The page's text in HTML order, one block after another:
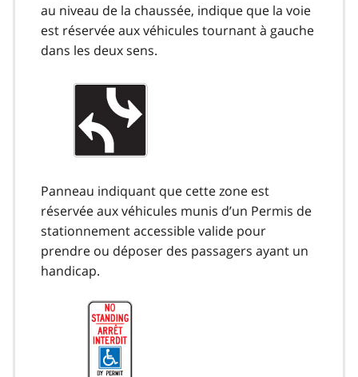
au niveau de la chaussée, indique que la voie
est réservée aux véhicules tournant à gauche
dans les deux sens.
Panneau indiquant que cette zone est
réservée aux véhicules munis d’un Permis de
stationnement accessible valide pour
prendre ou déposer des passagers ayant un
handicap.